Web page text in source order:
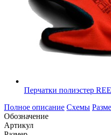
Перчатки полиэстер
Полное описание Схемы
Обозначение
Артикул